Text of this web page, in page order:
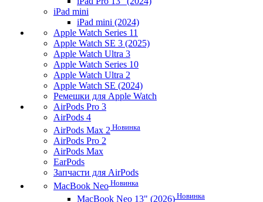
iPad mini
iPad mini (2024)
Apple Watch Series 11
Apple Watch SE 3 (2025)
Apple Watch Ultra 3
Apple Watch Series 10
Apple Watch Ultra 2
Apple Watch SE (2024)
Ремешки для Apple Watch
AirPods Pro 3
AirPods 4
AirPods Max 2 Новинка
AirPods Pro 2
AirPods Max
EarPods
Запчасти для AirPods
MacBook Neo Новинка
MacBook Neo 13" (2026) Новинка